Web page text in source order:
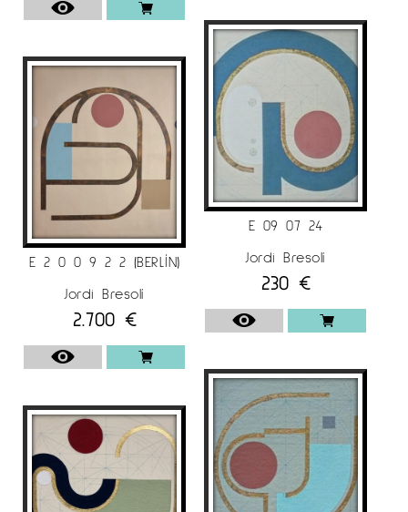
E 2 0 0 9 2 2 (BERLÍN)
Jordi Bresolí
2.700 €
E 09 07 24
Jordi Bresolí
230 €